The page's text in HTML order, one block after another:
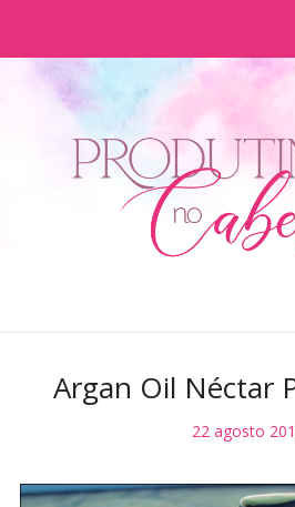
Argan Oil Néctar
22 agosto